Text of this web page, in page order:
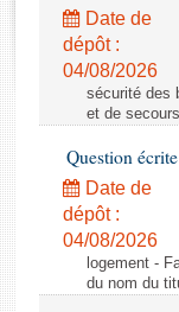
Rapports
Rapports sur
Baromètre de
Dossiers
Budget et
Questions
Comptes rendus
Date de
dépôt :
04/08/2026
sécurité des
et de
Question
Date de
dépôt :
04/08/2026
logement -
du nom du